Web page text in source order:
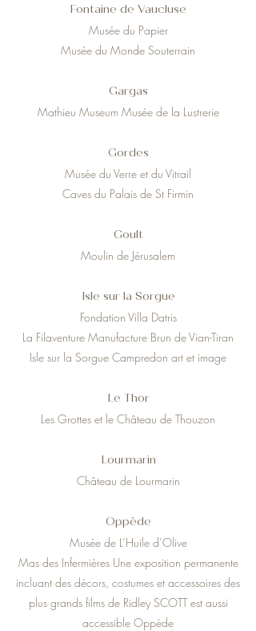
Fontaine de Vaucluse
Musée du Papier
Musée du Monde Souterrain
Gargas
Mathieu Museum Musée de la Lustrerie
Gordes
Musée du Verre et du Vitrail
Caves du Palais de St Firmin
Goult
Moulin de Jérusalem
Isle sur la Sorgue
Fondation Villa Datris
La Filaventure Manufacture Brun de Vian-Tiran
Isle sur la Sorgue Campredon art et image
Le Thor
Les Grottes et le Château de Thouzon
Lourmarin
Château de Lourmarin
Oppède
Musée de L’Huile d’Olive
Mas des Infermières Une exposition permanente
incluant des décors, costumes et accessoires des
plus grands films de Ridley SCOTT est aussi
accessible Oppède